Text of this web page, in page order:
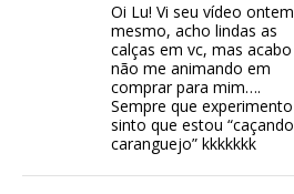
Oi Lu! Vi seu vídeo ontem
mesmo, acho lindas as
calças em vc, mas acabo
não me animando em
comprar para mim….
Sempre que experimento
sinto que estou “caçando
caranguejo” kkkkkkk